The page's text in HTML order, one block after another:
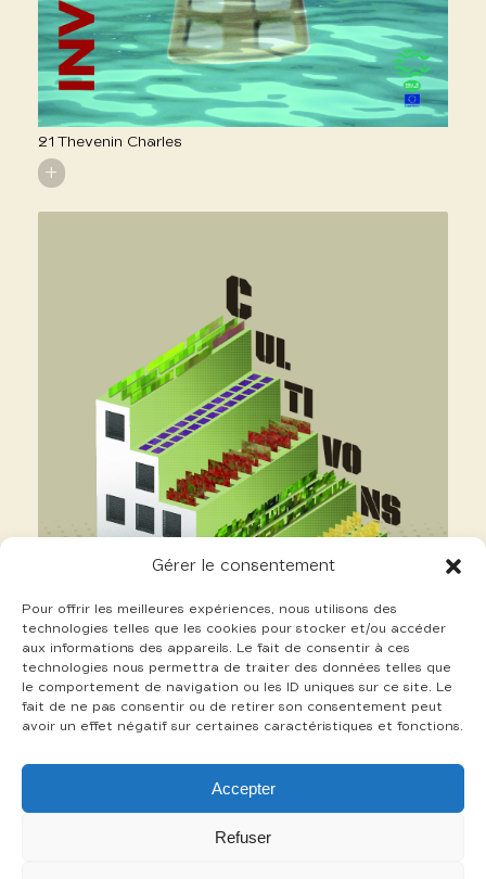
Gérer le consentement
Pour offrir les meilleures expériences, nous utilisons des
technologies telles que les cookies pour stocker et/ou accéder
aux informations des appareils. Le fait de consentir à ces
technologies nous permettra de traiter des données telles que
le comportement de navigation ou les ID uniques sur ce site. Le
fait de ne pas consentir ou de retirer son consentement peut
avoir un effet négatif sur certaines caractéristiques et fonctions.
Accepter
Refuser
21 Thevenin Charles
+
19 Grosmond Nicolas